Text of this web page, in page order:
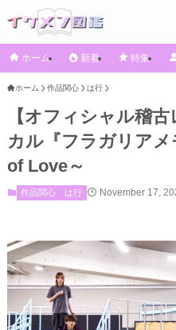
ホーム 新着 特集
ホーム 作品関心 は行
【オフィシャル稽
カル『フラガリア
of Love～
作品関心 は行 November 17,